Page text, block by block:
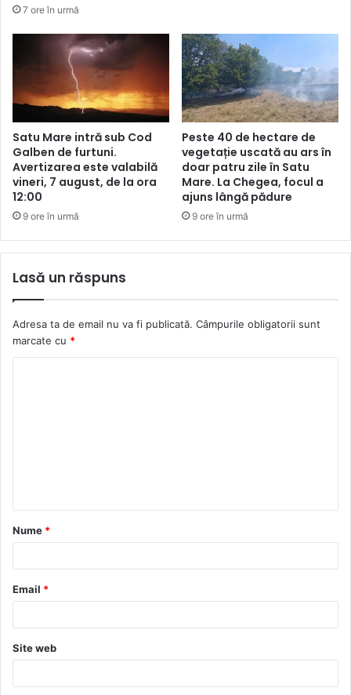
7 ore în urmă
Satu Mare intră sub Cod
Galben de furtuni.
Avertizarea este valabilă
vineri, 7 august, de la ora
12:00
9 ore în urmă
Peste 40 de hectare de
vegetație uscată au ars în
doar patru zile în Satu
Mare. La Chegea, focul a
ajuns lângă pădure
9 ore în urmă
Lasă un răspuns
Adresa ta de email nu va fi publicată. Câmpurile obligatorii sunt
marcate cu *
a
r
*
Nume *
Email *
Site web